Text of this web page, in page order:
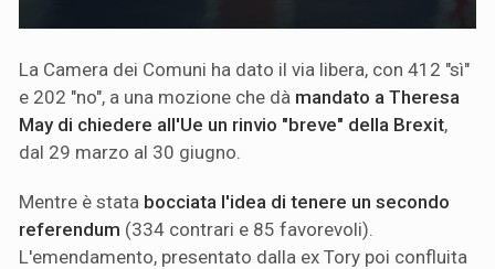
La Camera dei Comuni ha dato il via libera, con 412 "sì"
e 202 "no", a una mozione che dà mandato a Theresa
May di chiedere all'Ue un rinvio "breve" della Brexit,
dal 29 marzo al 30 giugno.
Mentre è stata bocciata l'idea di tenere un secondo
referendum (334 contrari e 85 favorevoli).
L'emendamento, presentato dalla ex Tory poi confluita